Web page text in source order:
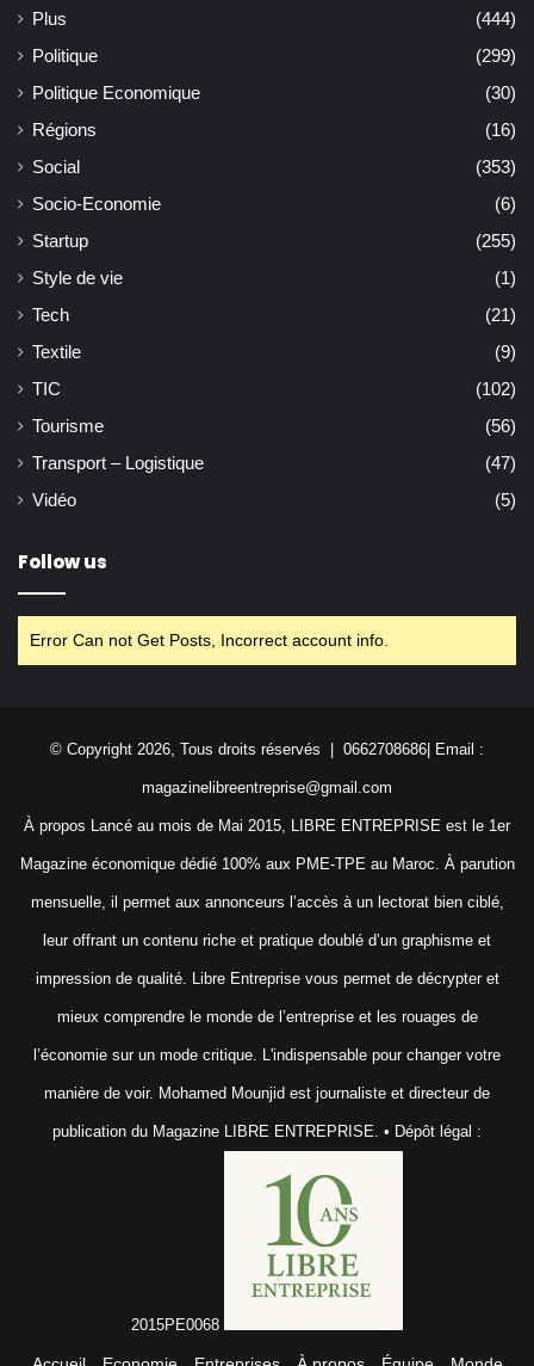
Plus
(444)
Politique
(299)
Politique Economique
(30)
Régions
(16)
Social
(353)
Socio-Economie
(6)
Startup
(255)
Style de vie
(1)
Tech
(21)
Textile
(9)
TIC
(102)
Tourisme
(56)
Transport – Logistique
(47)
Vidéo
(5)
Follow us
Error Can not Get Posts, Incorrect account info.
© Copyright 2026, Tous droits réservés | 0662708686| Email :
magazinelibreentreprise@gmail.com
À propos Lancé au mois de Mai 2015, LIBRE ENTREPRISE est le 1er
Magazine économique dédié 100% aux PME-TPE au Maroc. À parution
mensuelle, il permet aux annonceurs l’accès à un lectorat bien ciblé,
leur offrant un contenu riche et pratique doublé d’un graphisme et
impression de qualité. Libre Entreprise vous permet de décrypter et
mieux comprendre le monde de l’entreprise et les rouages de
l’économie sur un mode critique. L'indispensable pour changer votre
manière de voir. Mohamed Mounjid est journaliste et directeur de
publication du Magazine LIBRE ENTREPRISE. • Dépôt légal :
2015PE0068